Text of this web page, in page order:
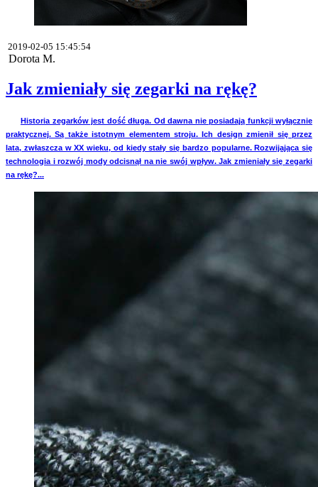
2019-02-05 15:45:54
Dorota M.
Jak zmieniały się zegarki na rękę?
Historia zegarków jest dość długa. Od dawna nie posiadają funkcji wyłącznie
praktycznej. Są także istotnym elementem stroju. Ich design zmienił się przez
lata, zwłaszcza w XX wieku, od kiedy stały się bardzo popularne. Rozwijająca się
technologia i rozwój mody odcisnął na nie swój wpływ. Jak zmieniały się zegarki
na rękę?...